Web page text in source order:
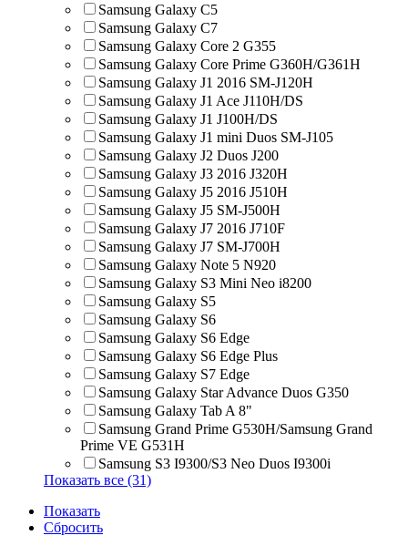
Samsung Galaxy C5
Samsung Galaxy C7
Samsung Galaxy Core 2 G355
Samsung Galaxy Core Prime G360H/G361H
Samsung Galaxy J1 2016 SM-J120H
Samsung Galaxy J1 Ace J110H/DS
Samsung Galaxy J1 J100H/DS
Samsung Galaxy J1 mini Duos SM-J105
Samsung Galaxy J2 Duos J200
Samsung Galaxy J3 2016 J320H
Samsung Galaxy J5 2016 J510H
Samsung Galaxy J5 SM-J500H
Samsung Galaxy J7 2016 J710F
Samsung Galaxy J7 SM-J700H
Samsung Galaxy Note 5 N920
Samsung Galaxy S3 Mini Neo i8200
Samsung Galaxy S5
Samsung Galaxy S6
Samsung Galaxy S6 Edge
Samsung Galaxy S6 Edge Plus
Samsung Galaxy S7 Edge
Samsung Galaxy Star Advance Duos G350
Samsung Galaxy Tab A 8"
Samsung Grand Prime G530H/Samsung Grand
Prime VE G531H
Samsung S3 I9300/S3 Neo Duos I9300i
Показать все (31)
Показать
Сбросить